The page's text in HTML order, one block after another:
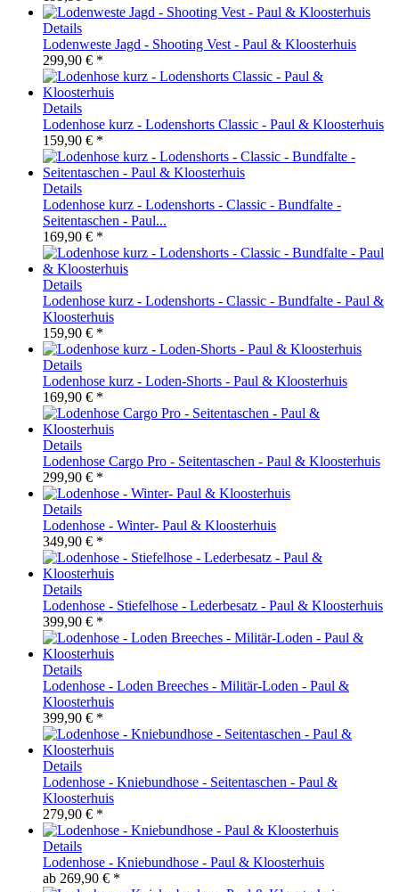
Details
Lodenweste Jagd - Shooting Vest - Paul & Kloosterhuis
299,90 € *
Details
Lodenhose kurz - Lodenshorts Classic - Paul & Kloosterhuis
159,90 € *
Details
Lodenhose kurz - Lodenshorts - Classic - Bundfalte -
Seitentaschen - Paul...
169,90 € *
Details
Lodenhose kurz - Lodenshorts - Classic - Bundfalte - Paul &
Kloosterhuis
159,90 € *
Details
Lodenhose kurz - Loden-Shorts - Paul & Kloosterhuis
169,90 € *
Details
Lodenhose Cargo Pro - Seitentaschen - Paul & Kloosterhuis
299,90 € *
Details
Lodenhose - Winter- Paul & Kloosterhuis
349,90 € *
Details
Lodenhose - Stiefelhose - Lederbesatz - Paul & Kloosterhuis
399,90 € *
Details
Lodenhose - Loden Breeches - Militär-Loden - Paul &
Kloosterhuis
399,90 € *
Details
Lodenhose - Kniebundhose - Seitentaschen - Paul &
Kloosterhuis
279,90 € *
Details
Lodenhose - Kniebundhose - Paul & Kloosterhuis
ab 269,90 € *